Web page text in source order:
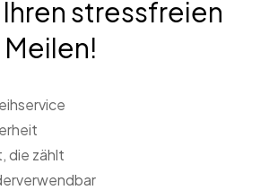
stressfreien
Meilen!
die zählt